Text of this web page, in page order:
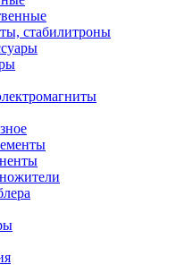
стабилитроны